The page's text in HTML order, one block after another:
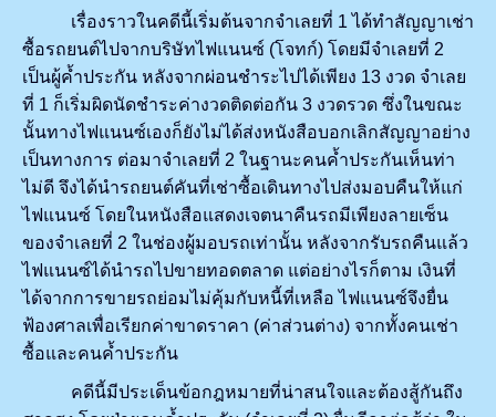
เรื่องราวในคดีนี้เริ่มต้นจากจำเลยที่ 1 ได้ทำสัญญาเช่า
ซื้อรถยนต์ไปจากบริษัทไฟแนนซ์ (โจทก์) โดยมีจำเลยที่ 2
เป็นผู้ค้ำประกัน หลังจากผ่อนชำระไปได้เพียง 13 งวด จำเลย
ที่ 1 ก็เริ่มผิดนัดชำระค่างวดติดต่อกัน 3 งวดรวด ซึ่งในขณะ
นั้นทางไฟแนนซ์เองก็ยังไม่ได้ส่งหนังสือบอกเลิกสัญญาอย่าง
เป็นทางการ ต่อมาจำเลยที่ 2 ในฐานะคนค้ำประกันเห็นท่า
ไม่ดี จึงได้นำรถยนต์คันที่เช่าซื้อเดินทางไปส่งมอบคืนให้แก่
ไฟแนนซ์ โดยในหนังสือแสดงเจตนาคืนรถมีเพียงลายเซ็น
ของจำเลยที่ 2 ในช่องผู้มอบรถเท่านั้น หลังจากรับรถคืนแล้ว
ไฟแนนซ์ได้นำรถไปขายทอดตลาด แต่อย่างไรก็ตาม เงินที่
ได้จากการขายรถย่อมไม่คุ้มกับหนี้ที่เหลือ ไฟแนนซ์จึงยื่น
ฟ้องศาลเพื่อเรียกค่าขาดราคา (ค่าส่วนต่าง) จากทั้งคนเช่า
ซื้อและคนค้ำประกัน
คดีนี้มีประเด็นข้อกฎหมายที่น่าสนใจและต้องสู้กันถึง